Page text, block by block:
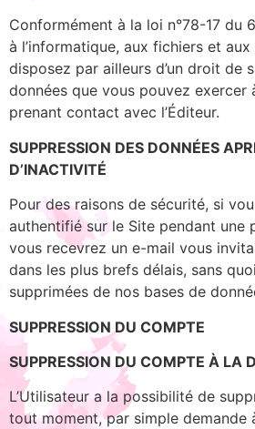
Conformément à la loi n°78-17 du
à l’informatique, aux fichiers et
disposez par ailleurs d’un droit de
données que vous pouvez exercer
prenant contact avec l’Éditeur.
SUPPRESSION DES DONNÉES
D’INACTIVITÉ
Pour des raisons de sécurité, si
authentifié sur le Site pendant une
vous recevrez un e-mail vous
dans les plus brefs délais, sans
supprimées de nos bases de
SUPPRESSION DU COMPTE
SUPPRESSION DU COMPTE À LA
L’Utilisateur a la possibilité de
tout moment, par simple demande